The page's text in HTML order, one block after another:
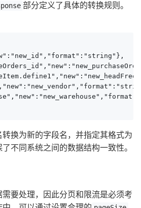
部分定义了具体的转换规则。
换为新的字段名，并指定其格式为
不同系统之间的数据结构一致性。
要处理，因此分页和限流是必须考